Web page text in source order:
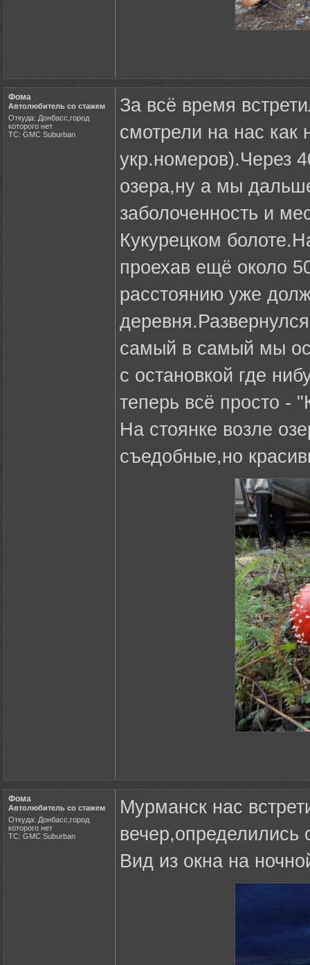
Фома
Автолюбитель со стажем
Откуда: Донбасс,город
которого нет
ТС: GMC Suburban
За всё время
смотрели на нас как
укр.номеров).Через
озера,ну а мы
заболоченность и
Кукурецком
проехав ещё около
расстоянию уже
самый в самый мы
с остановкой где
теперь всё просто -
На стоянке возле
съедобные,но
Фома
Автолюбитель со стажем
Откуда: Донбасс,город
которого нет
ТС: GMC Suburban
Мурманск нас
вечер,определились
Вид из окна на